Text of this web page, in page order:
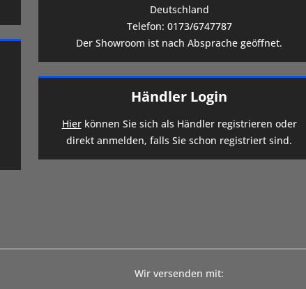
Deutschland
Telefon: 0173/6747787
Der Showroom ist nach Absprache geöffnet.
Händler Login
Hierkönnen Sie sich als Händler registrieren oder
direkt anmelden, falls Sie schon registriert sind.
Wir versenden mit: